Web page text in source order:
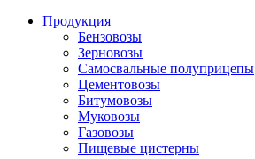
Продукция
Бензовозы
Зерновозы
Самосвальные полуприцепы
Цементовозы
Битумовозы
Муковозы
Газовозы
Пищевые цистерны